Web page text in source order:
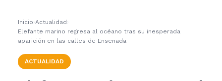
Inicio ›Actualidad ›
Elefante marino regresa al océano tras su inesperada
aparición en las calles de Ensenada
ACTUALIDAD